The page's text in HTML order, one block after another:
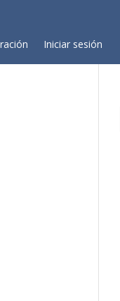
Iniciar sesión